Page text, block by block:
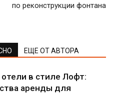
по реконструкции фонтана
ЕЩЕ ОТ АВТОРА
в стиле Лофт:
аренды для